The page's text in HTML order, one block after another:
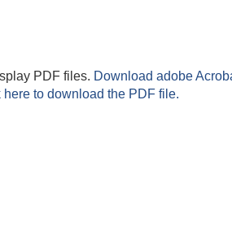
PDF files. Download adobe
here to download the PDF file.